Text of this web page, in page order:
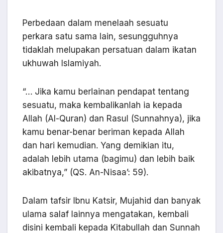
Perbedaan dalam menelaah sesuatu
perkara satu sama lain, sesungguhnya
tidaklah melupakan persatuan dalam ikatan
ukhuwah Islamiyah.
“… Jika kamu berlainan pendapat tentang
sesuatu, maka kembalikanlah ia kepada
Allah (Al-Quran) dan Rasul (Sunnahnya), jika
kamu benar-benar beriman kepada Allah
dan hari kemudian. Yang demikian itu,
adalah lebih utama (bagimu) dan lebih baik
akibatnya,” (QS. An-Nisaa’: 59).
Dalam tafsir Ibnu Katsir, Mujahid dan banyak
ulama salaf lainnya mengatakan, kembali
disini kembali kepada Kitabullah dan Sunnah